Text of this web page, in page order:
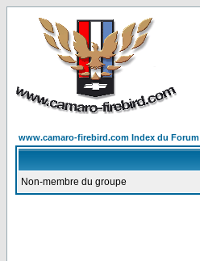
www.camaro-firebird.com Index du Forum
Non-membre du groupe